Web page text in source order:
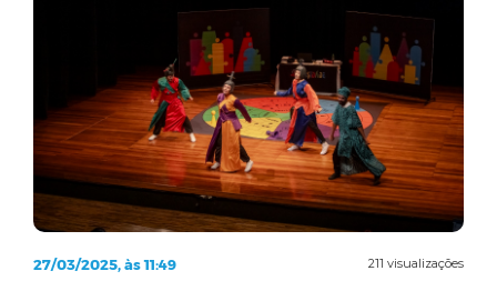
211 visualizações
27/03/2025, às 11:49